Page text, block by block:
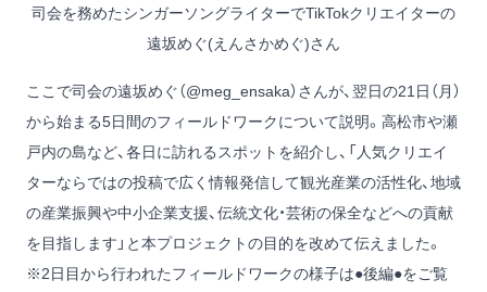
司会を務めたシンガーソングライターでTikTokクリエイターの
遠坂めぐ(えんさかめぐ)さん
ここで司会の遠坂めぐ（@meg_ensaka）さんが、翌日の21日（月）
から始まる5日間のフィールドワークについて説明。高松市や瀬
戸内の島など、各日に訪れるスポットを紹介し、「人気クリエイ
ターならではの投稿で広く情報発信して観光産業の活性化、地域
の産業振興や中小企業支援、伝統文化・芸術の保全などへの貢献
を目指します」と本プロジェクトの目的を改めて伝えました。
※2日目から行われたフィールドワークの様子は●後編●をご覧